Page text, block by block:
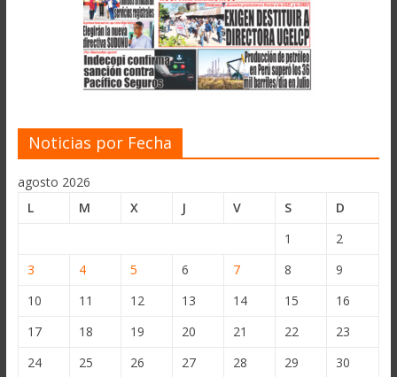
Noticias por Fecha
agosto 2026
L
M X J V S
D
1
2
3
4 5 6 7 8
9
10
11 12 13 14 15
16
17
18 19 20 21 22
23
24
25 26 27 28 29
30